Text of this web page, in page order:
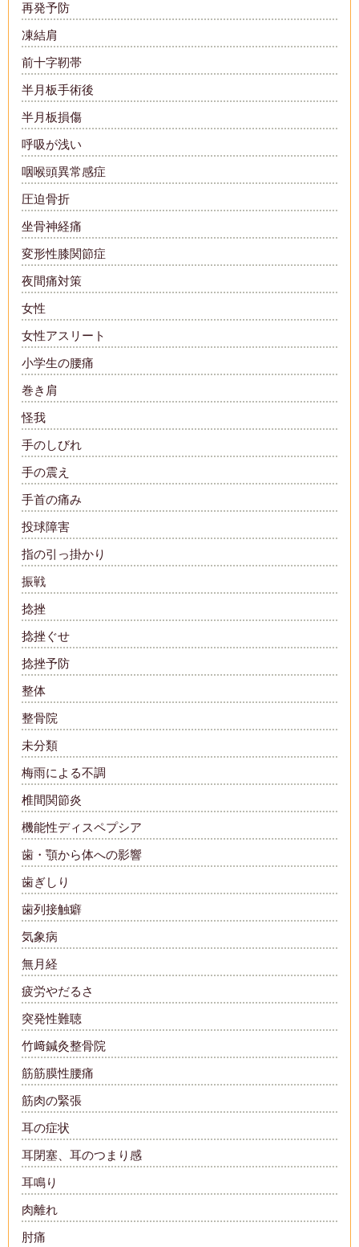
再発予防
凍結肩
前十字靭帯
半月板手術後
半月板損傷
呼吸が浅い
咽喉頭異常感症
圧迫骨折
坐骨神経痛
変形性膝関節症
夜間痛対策
女性
女性アスリート
小学生の腰痛
巻き肩
怪我
手のしびれ
手の震え
手首の痛み
投球障害
指の引っ掛かり
振戦
捻挫
捻挫ぐせ
捻挫予防
整体
整骨院
未分類
梅雨による不調
椎間関節炎
機能性ディスペプシア
歯・顎から体への影響
歯ぎしり
歯列接触癖
気象病
無月経
疲労やだるさ
突発性難聴
竹﨑鍼灸整骨院
筋筋膜性腰痛
筋肉の緊張
耳の症状
耳閉塞、耳のつまり感
耳鳴り
肉離れ
肘痛